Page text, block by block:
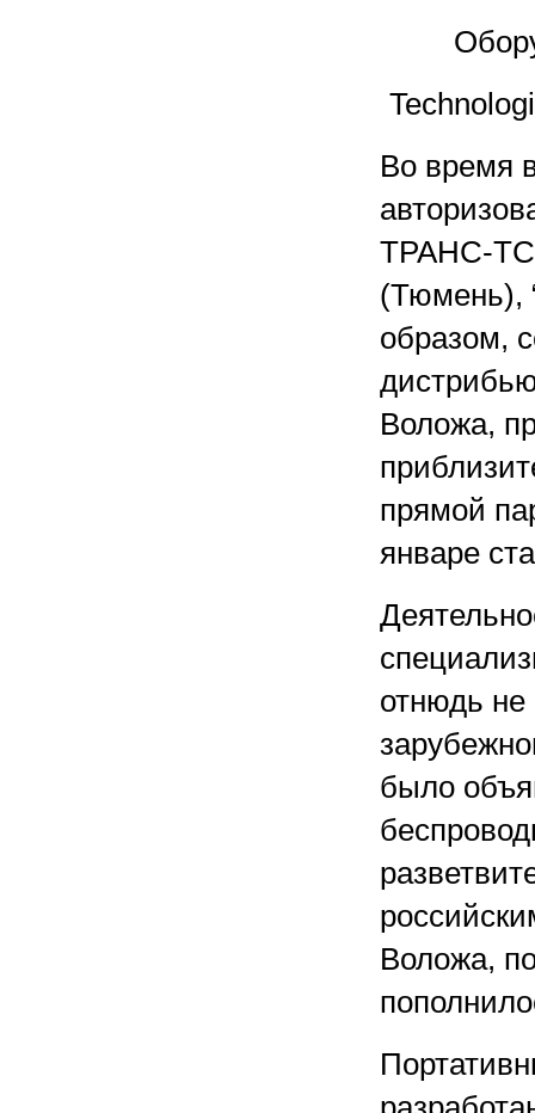
Во время
ТРАНС-ТС
(Тюмень),
образом,
Воложа,
прямой
январе
отнюдь не
было
Воложа,